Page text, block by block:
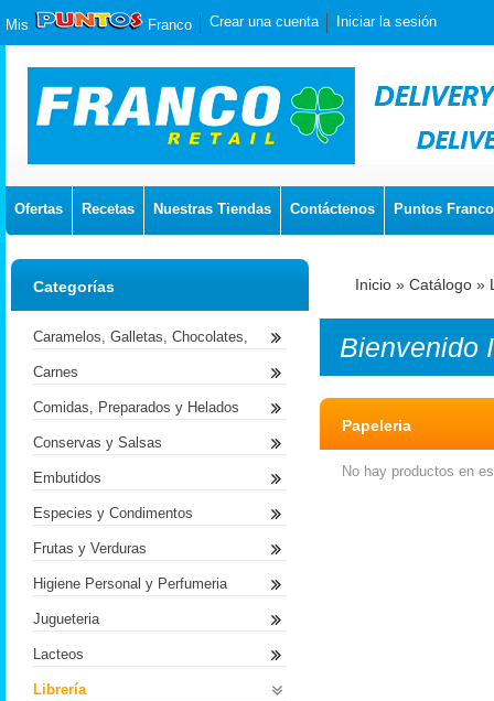
Mis Franco Crear una cuenta Iniciar la sesión
Ofertas Recetas Nuestras Tiendas Contáctenos Puntos Franco
Inicio » Catálogo »
Bienvenido
Papeleria
No hay productos en
Categorías
Caramelos, Galletas, Chocolates,
Carnes
Comidas, Preparados y Helados
Conservas y Salsas
Embutidos
Especies y Condimentos
Frutas y Verduras
Higiene Personal y Perfumeria
Jugueteria
Lacteos
Librería